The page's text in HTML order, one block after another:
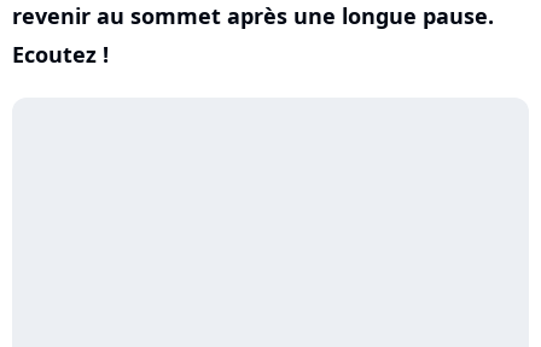
revenir au sommet après une longue pause.
Ecoutez !